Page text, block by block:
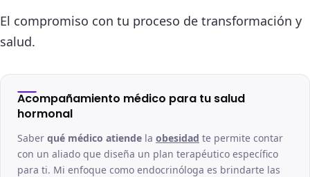
El compromiso con tu proceso de transformación y
salud.
Acompañamiento médico para tu salud
hormonal
Saber qué médico atiende la obesidad te permite contar
con un aliado que diseña un plan terapéutico específico
para ti. Mi enfoque como endocrinóloga es brindarte las